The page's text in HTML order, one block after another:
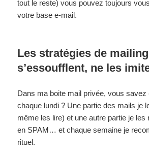
tout le reste) vous pouvez toujours
votre base e-mail.
Les stratégies de
s’essoufflent, ne les
Dans ma boite mail privée, vous savez
chaque lundi ? Une partie des mails je
même les lire) et une autre partie je
en SPAM… et chaque semaine je
rituel.